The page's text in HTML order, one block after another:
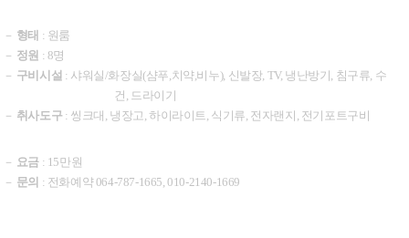
－ 형태 : 원룸
－ 정원 : 8명
－ 구비시설 : 샤워실 /화장실(샴푸 치약, 비누), 신발장 , TV, 냉난방기 침구류 수
건
드라이기
－ ​ 취사도구 : 씽크대, 냉장고 , 하이라이트, 식기류 , 전자랜지, 전기포트구비
－ 요금 : 15만원
－ 문의 : 전화예약064-787-1665, 010-2140-1669